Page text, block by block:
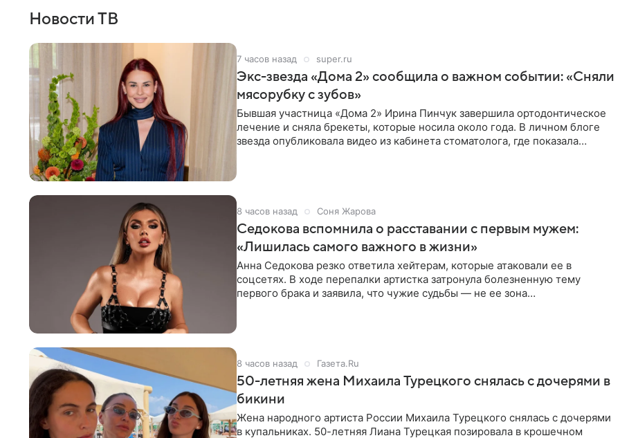
Новости ТВ
7 часов назад super.ru
Экс-звезда «Дома 2» сообщила о важном событии: «Сняли
мясорубку с зубов»
Бывшая участница «Дома 2» Ирина Пинчук завершила ортодонтическое
лечение и сняла брекеты, которые носила около года. В личном блоге
звезда опубликовала видео из кабинета стоматолога, где показала
8 часов назад Соня Жарова
Седокова вспомнила о расставании с первым мужем:
«Лишилась самого важного в жизни»
Анна Седокова резко ответила хейтерам, которые атаковали ее в
соцсетях. В ходе перепалки артистка затронула болезненную тему
первого брака и заявила, что чужие судьбы — не ее зона
8 часов назад Газета.Ru
50-летняя жена Михаила Турецкого снялась с дочерями в
бикини
Жена народного артиста России Михаила Турецкого снялась с дочерями
в купальниках. 50-летняя Лиана Турецкая позировала в крошечном